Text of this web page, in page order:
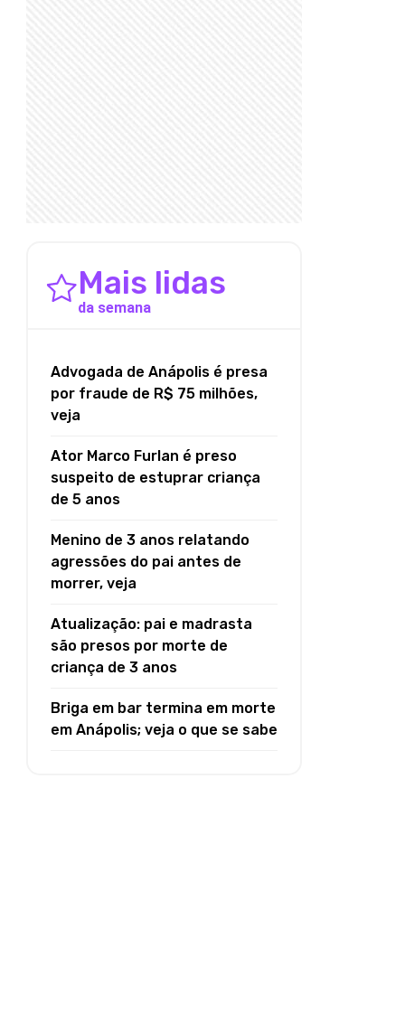
Mais lidas
da semana
Advogada de Anápolis é presa
por fraude de R$ 75 milhões,
veja
Ator Marco Furlan é preso
suspeito de estuprar criança
de 5 anos
Menino de 3 anos relatando
agressões do pai antes de
morrer, veja
Atualização: pai e madrasta
são presos por morte de
criança de 3 anos
Briga em bar termina em morte
em Anápolis; veja o que se sabe